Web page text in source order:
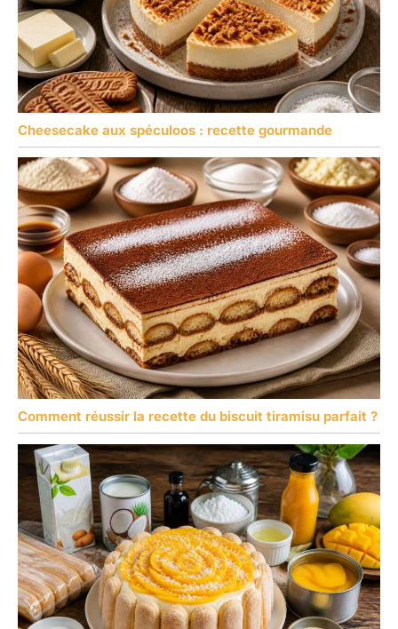
Cheesecake aux spéculoos : recette gourmande
Comment réussir la recette du biscuit tiramisu parfait ?